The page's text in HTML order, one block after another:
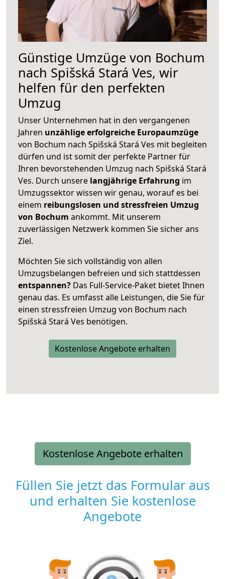
Günstige Umzüge von Bochum
nach Spišská Stará Ves, wir
helfen für den perfekten
Umzug
Unser Unternehmen hat in den vergangenen
Jahren unzählige erfolgreiche Europaumzüge
von Bochum nach Spišská Stará Ves mit begleiten
dürfen und ist somit der perfekte Partner für
Ihren bevorstehenden Umzug nach Spišská Stará
Ves. Durch unsere langjährige Erfahrung im
Umzugssektor wissen wir genau, worauf es bei
einem reibungslosen und stressfreien Umzug
von Bochum ankommt. Mit unserem
zuverlässigen Netzwerk kommen Sie sicher ans
Ziel.
Möchten Sie sich vollständig von allen
Umzugsbelangen befreien und sich stattdessen
entspannen? Das Full-Service-Paket bietet Ihnen
genau das. Es umfasst alle Leistungen, die Sie für
einen stressfreien Umzug von Bochum nach
Spišská Stará Ves benötigen.
Kostenlose Angebote erhalten
Kostenlose Angebote erhalten
Füllen Sie jetzt das Formular aus
und erhalten Sie kostenlose
Angebote